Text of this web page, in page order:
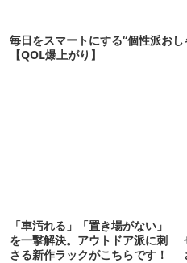
毎日をスマートにする“個性派お
【QOL爆上がり】
「車汚れる」「置き場がない」
を一撃解決。アウトドア派に刺
さる新作ラックがこちらです！